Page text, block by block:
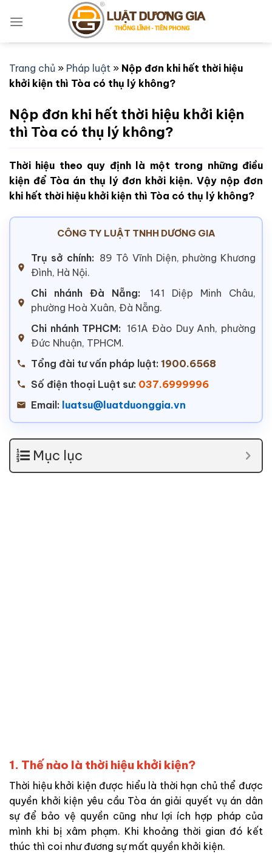
qua
Trang chủ » Pháp luật » Nộp đơn khi hết thời hiệu
khởi kiện thì Tòa có thụ lý không?
Nộp đơn khi hết thời hiệu khởi kiện
thì Tòa có thụ lý không?
Thời hiệu theo quy định là một trong những điều
kiện để Tòa án thụ lý đơn khởi kiện. Vậy nộp đơn
khi hết thời hiệu khởi kiện thì Tòa có thụ lý không?
CÔNG TY LUẬT TNHH DƯƠNG GIA
Trụ sở chính: 89 Tô Vĩnh Diện, phường Khương
Đình, Hà Nội.
Chi nhánh Đà Nẵng:
141 Diệp Minh Châu,
phường Hoà Xuân, Đà Nẵng.
Chi nhánh TPHCM: 161A Đào Duy Anh, phường
Đức Nhuận, TPHCM.
Tổng đài tư vấn pháp luật: 1900.6568
Số điện thoại Luật sư: 037.6999996
Email: luatsu@luatduonggia.vn
Mục lục
1. Thế nào là thời hiệu khởi kiện?
Thời hiệu khởi kiện được hiểu là thời hạn chủ thể được
quyền khởi kiện yêu cầu Tòa án giải quyết vụ án dân
sự để bảo vệ quyền cũng như lợi ích hợp pháp của
mình khi bị xâm phạm. Khi khoảng thời gian đó kết
thúc thì coi như đương sự mất quyền khởi kiện.